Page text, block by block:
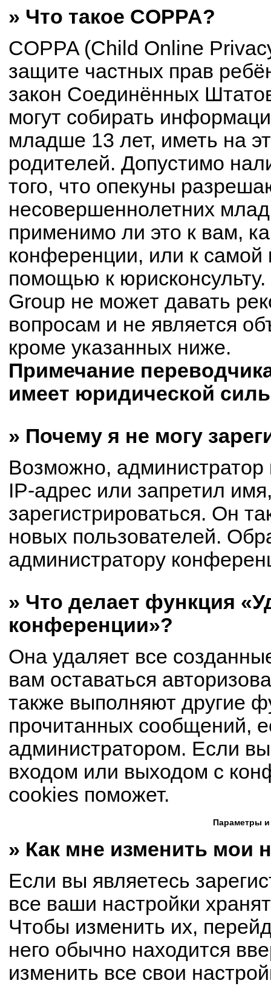
» Что такое COPPA?
COPPA (Child Online
защите частных прав
закон Соединённых
могут собирать
младше 13 лет, иметь на
родителей. Допустимо
того, что опекуны
несовершеннолетних
применимо ли это к вам,
конференции, или к самой
помощью к
Group не может давать
вопросам и не является
кроме указанных ниже.
Примечание
имеет юридической
» Почему я не могу
Возможно,
IP-адрес или запретил
зарегистрироваться. Он
новых пользователей.
администратору
» Что делает функция
конференции»?
Она удаляет все
вам оставаться
также выполняют другие
прочитанных сообщений,
администратором. Если
входом или выходом с
cookies поможет.
Параметры и
» Как мне изменить мои
Если вы являетесь
все ваши настройки
Чтобы изменить их,
него обычно находится
изменить все свои